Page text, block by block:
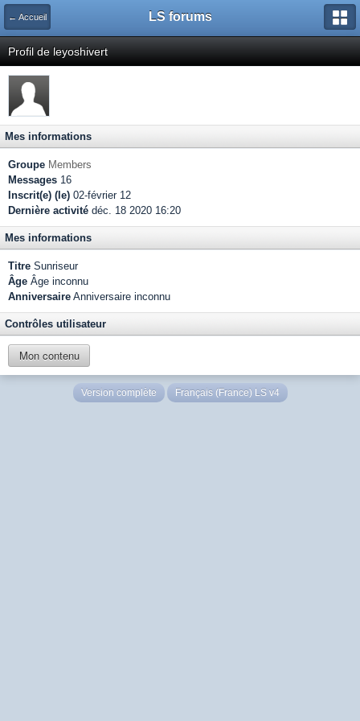
← Accueil LS forums
Profil de leyoshivert
Mes informations
Groupe Members
Messages 16
Inscrit(e) (le) 02-février 12
Dernière activité déc. 18 2020 16:20
Mes informations
Titre Sunriseur
Âge Âge inconnu
Anniversaire Anniversaire inconnu
Contrôles utilisateur
Mon contenu
Version complète Français (France) LS v4